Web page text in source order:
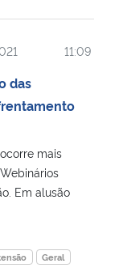
11:09
das
mais
Em alusão
Geral